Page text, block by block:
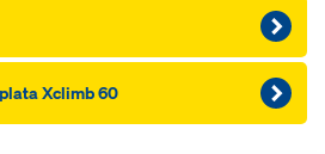
Xclimb 60